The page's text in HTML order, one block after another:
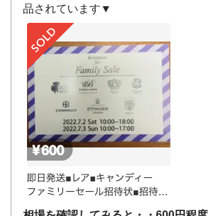
品されています▼